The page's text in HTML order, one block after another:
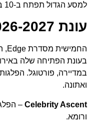
למסע הגדול תפתח ב-10 בדצמבר 2024.
עונת 2026-2027
החמישית מסדרת Edge, האונייה
ואתונה.
Celebrity Ascent
–
ורומא.